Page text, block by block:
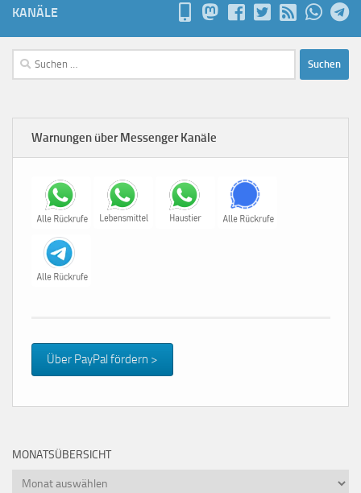
KANÄLE
Suchen
nach:
Warnungen über Messenger Kanäle
Über PayPal fördern >
MONATSÜBERSICHT
Monatsübersicht